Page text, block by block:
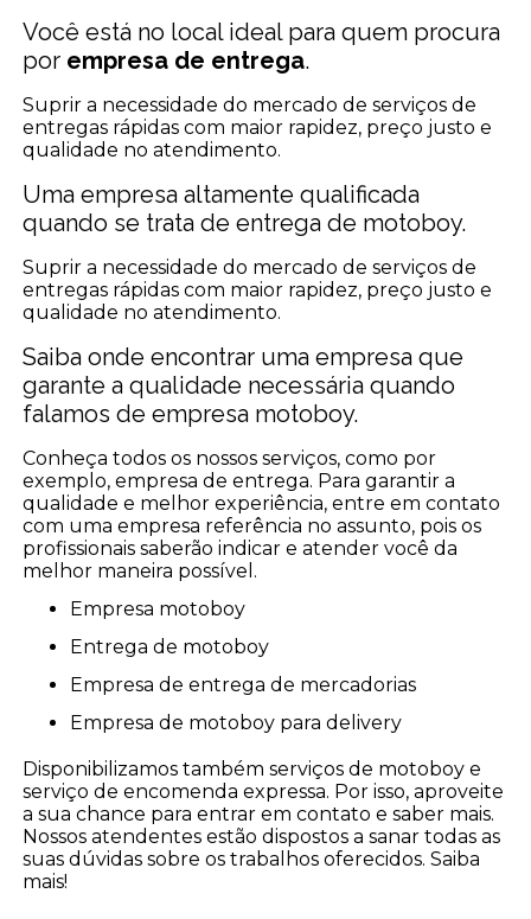
Você está no local ideal para quem procura
por empresa de entrega.
Suprir a necessidade do mercado de serviços de
entregas rápidas com maior rapidez, preço justo e
qualidade no atendimento.
Uma empresa altamente qualificada
quando se trata de entrega de motoboy.
Suprir a necessidade do mercado de serviços de
entregas rápidas com maior rapidez, preço justo e
qualidade no atendimento.
Saiba onde encontrar uma empresa que
garante a qualidade necessária quando
falamos de empresa motoboy.
Conheça todos os nossos serviços, como por
exemplo, empresa de entrega. Para garantir a
qualidade e melhor experiência, entre em contato
com uma empresa referência no assunto, pois os
profissionais saberão indicar e atender você da
melhor maneira possível.
empresa motoboy
entrega de motoboy
empresa de entrega de mercadorias
empresa de motoboy para delivery
Disponibilizamos também serviços de motoboy e
serviço de encomenda expressa. Por isso, aproveite
a sua chance para entrar em contato e saber mais.
Nossos atendentes estão dispostos a sanar todas as
suas dúvidas sobre os trabalhos oferecidos. Saiba
mais!